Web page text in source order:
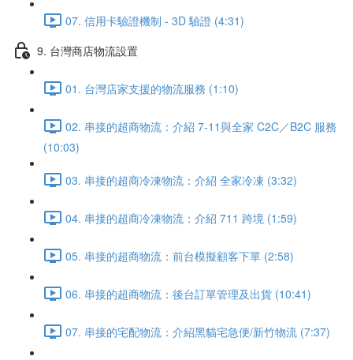
07. 信用卡驗證機制 - 3D 驗證 (4:31)
9. 台灣商店物流設置
01. 台灣店家支援的物流服務 (1:10)
02. 串接的超商物流：介紹 7-11與全家 C2C／B2C 服務
(10:03)
03. 串接的超商冷凍物流：介紹 全家冷凍 (3:32)
04. 串接的超商冷凍物流：介紹 711 跨境 (1:59)
05. 串接的超商物流：前台模擬顧客下單 (2:58)
06. 串接的超商物流：後台訂單管理及出貨 (10:41)
07. 串接的宅配物流：介紹黑貓宅急便/新竹物流 (7:37)